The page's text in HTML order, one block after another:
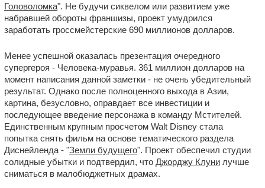
Головоломка". Не будучи сиквелом или развитием уже
набравшей обороты франшизы, проект умудрился
заработать гроссмейстерские 690 миллионов долларов.
Менее успешной оказалась презентация очередного
супергероя - Человека-муравья. 361 миллион долларов на
момент написания данной заметки - не очень убедительный
результат. Однако после полноценного выхода в Азии,
картина, безусловно, оправдает все инвестиции и
последующее введение персонажа в команду Мстителей.
Единственным крупным просчетом Walt Disney стала
попытка снять фильм на основе тематического раздела
Диснейленда - "Земли будущего". Проект обеспечил студии
солидные убытки и подтвердил, что Джорджу Клуни лучше
сниматься в малобюджетных драмах.